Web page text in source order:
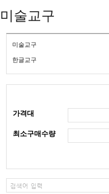
미술교구
미술교구
한글교구
가격대
최소구매수량